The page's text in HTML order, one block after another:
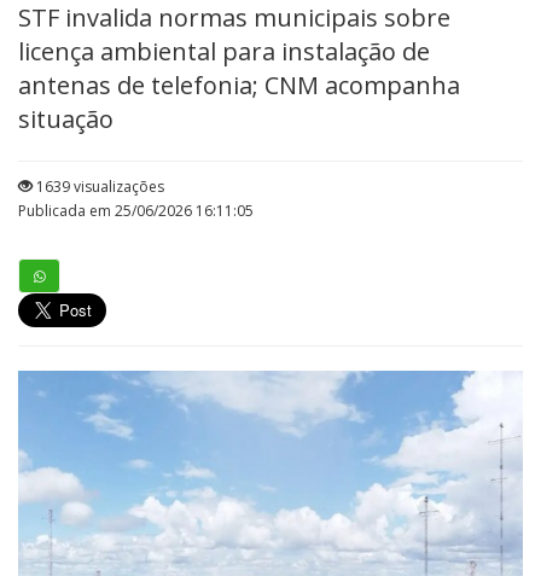
STF invalida normas municipais sobre
licença ambiental para instalação de
antenas de telefonia; CNM acompanha
situação
1639 visualizações
Publicada em 25/06/2026 16:11:05